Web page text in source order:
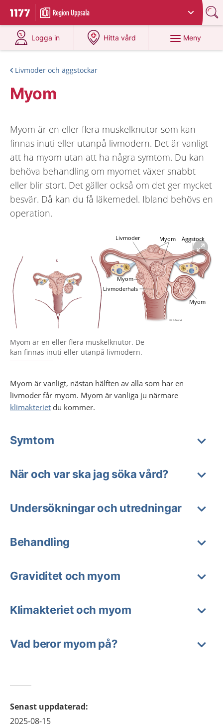
Till startsidan för 1177
Du har valt region
Logga in
på 1177.se
Hitta vård
på 1177.se
Meny
Livmoder och äggstockar
Myom
Myom är en eller flera muskelknutor som kan
finnas inuti eller utanpå livmodern. Det är vanligt
att ha myom utan att ha några symtom. Du kan
behöva behandling om myomet växer snabbt
eller blir stort. Det gäller också om det ger mycket
besvär. Då kan du få läkemedel. Ibland behövs en
operation.
Förstora bilden
Myom är en eller flera muskelknutor. De
kan finnas inuti eller utanpå livmodern.
Myom är vanligt, nästan hälften av alla som har en
livmoder får myom. Myom är vanliga ju närmare
klimakteriet du kommer.
Symtom
När och var ska jag söka vård?
Undersökningar och utredningar
Behandling
Graviditet och myom
Klimakteriet och myom
Vad beror myom på?
Senast uppdaterad:
2025-08-15